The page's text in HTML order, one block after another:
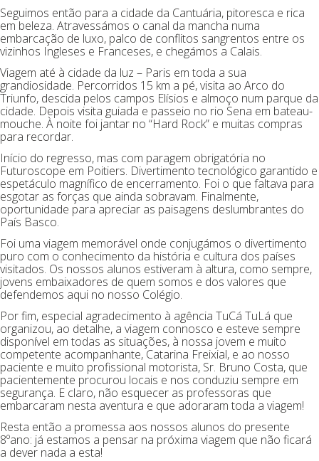
Seguimos então para a cidade da Cantuária, pitoresca e rica
em beleza. Atravessámos o canal da mancha numa
embarcação de luxo, palco de conflitos sangrentos entre os
vizinhos Ingleses e Franceses, e chegámos a Calais.
Viagem até à cidade da luz – Paris em toda a sua
grandiosidade. Percorridos 15 km a pé, visita ao Arco do
Triunfo, descida pelos campos Elísios e almoço num parque da
cidade. Depois visita guiada e passeio no rio Sena em bateau-
mouche. À noite foi jantar no “Hard Rock” e muitas compras
para recordar.
Início do regresso, mas com paragem obrigatória no
Futuroscope em Poitiers. Divertimento tecnológico garantido e
espetáculo magnífico de encerramento. Foi o que faltava para
esgotar as forças que ainda sobravam. Finalmente,
oportunidade para apreciar as paisagens deslumbrantes do
País Basco.
Foi uma viagem memorável onde conjugámos o divertimento
puro com o conhecimento da história e cultura dos países
visitados. Os nossos alunos estiveram à altura, como sempre,
jovens embaixadores de quem somos e dos valores que
defendemos aqui no nosso Colégio.
Por fim, especial agradecimento à agência TuCá TuLá que
organizou, ao detalhe, a viagem connosco e esteve sempre
disponível em todas as situações, à nossa jovem e muito
competente acompanhante, Catarina Freixial, e ao nosso
paciente e muito profissional motorista, Sr. Bruno Costa, que
pacientemente procurou locais e nos conduziu sempre em
segurança. E claro, não esquecer as professoras que
embarcaram nesta aventura e que adoraram toda a viagem!
Resta então a promessa aos nossos alunos do presente
8ºano: já estamos a pensar na próxima viagem que não ficará
a dever nada a esta!